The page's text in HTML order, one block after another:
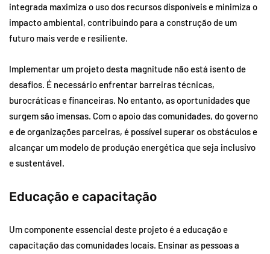
integrada maximiza o uso dos recursos disponíveis e minimiza o
impacto ambiental, contribuindo para a construção de um
futuro mais verde e resiliente.
Implementar um projeto desta magnitude não está isento de
desafios. É necessário enfrentar barreiras técnicas,
burocráticas e financeiras. No entanto, as oportunidades que
surgem são imensas. Com o apoio das comunidades, do governo
e de organizações parceiras, é possível superar os obstáculos e
alcançar um modelo de produção energética que seja inclusivo
e sustentável.
Educação e capacitação
Um componente essencial deste projeto é a educação e
capacitação das comunidades locais. Ensinar as pessoas a